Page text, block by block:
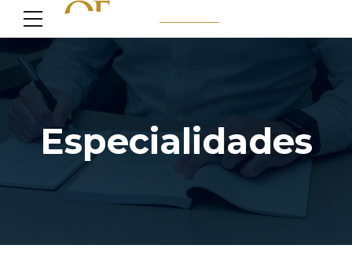
Especialidades